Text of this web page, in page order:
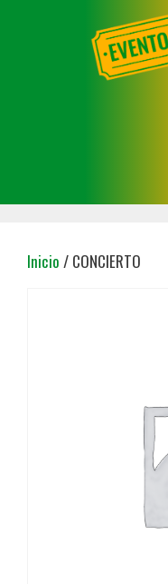
Inicio / CONCIERTO